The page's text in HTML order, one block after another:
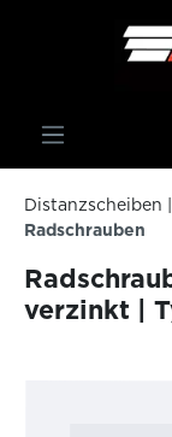
springen
Distanzscheiben
Radschrauben
verzinkt |